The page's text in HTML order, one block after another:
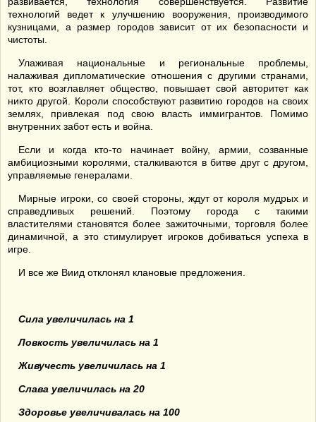
технологий ведет к улучшению вооружения, производимого
кузницами, а размер городов зависит от их безопасности и
чистоты.
Улаживая национальные и региональные проблемы,
налаживая дипломатические отношения с другими странами,
тот, кто возглавляет общество, повышает свой авторитет как
никто другой. Короли способствуют развитию городов на своих
землях, привлекая под свою власть иммигрантов. Помимо
внутренних забот есть и война.
Если и когда кто-то начинает войну, армии, созванные
амбициозными королями, сталкиваются в битве друг с другом,
управляемые генералами.
Мирные игроки, со своей стороны, ждут от короля мудрых и
справедливых решений. Поэтому города с такими
властителями становятся более зажиточными, торговля более
динамичной, а это стимулирует игроков добиваться успеха в
игре.
И все же Виид отклонял клановые предложения.
Сила увеличилась на 1
Ловкость увеличилась на 1
Живучесть увеличилась на 1
Слава увеличилась на 20
Здоровье увеличивалась на 100